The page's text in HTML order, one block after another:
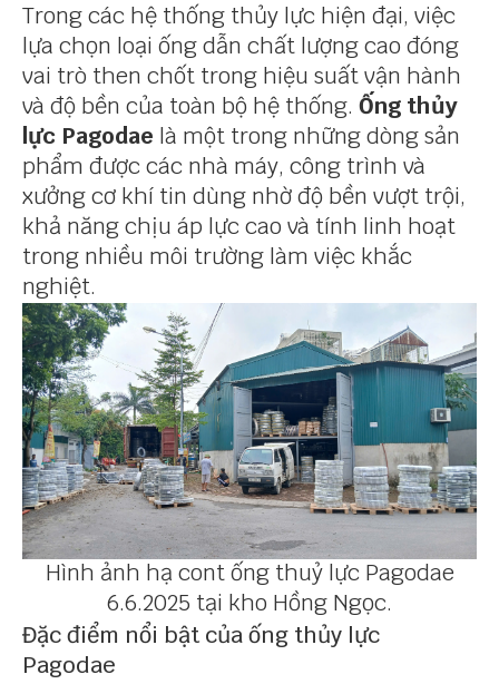
Trong các hệ thống thủy lực hiện đại, việc
lựa chọn loại ống dẫn chất lượng cao đóng
vai trò then chốt trong hiệu suất vận hành
và độ bền của toàn bộ hệ thống. Ống thủy
lực Pagodae là một trong những dòng sản
phẩm được các nhà máy, công trình và
xưởng cơ khí tin dùng nhờ độ bền vượt trội,
khả năng chịu áp lực cao và tính linh hoạt
trong nhiều môi trường làm việc khắc
nghiệt.
Hình ảnh hạ cont ống thuỷ lực Pagodae
6.6.2025 tại kho Hồng Ngọc.
Đặc điểm nổi bật của ống thủy lực
Pagodae